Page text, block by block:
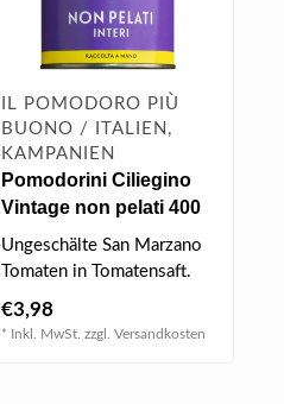
IL POMODORO PIÙ
BUONO / ITALIEN,
KAMPANIEN
Pomodorini Ciliegino
Vintage non pelati 400
g
Ungeschälte San Marzano
Tomaten in Tomatensaft.
€3,98
* Inkl. MwSt. zzgl. Versandkosten